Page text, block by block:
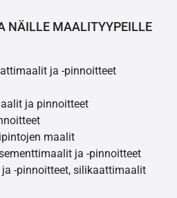
NÄILLE MAALITYYPEILLE
ja -pinnoitteet
ja pinnoitteet
maalit
ja -pinnoitteet
-pinnoitteet, silikaattimaalit